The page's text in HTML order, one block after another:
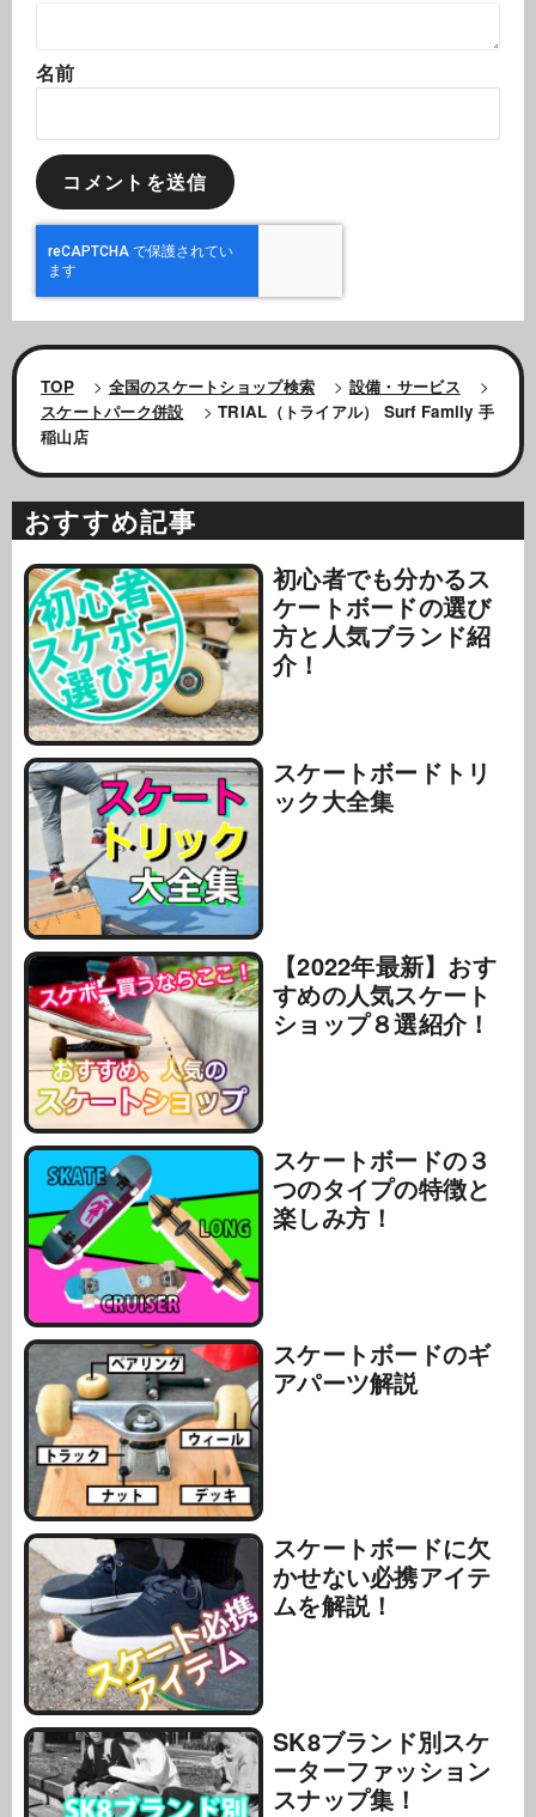
名前
TOP > 全国のスケートショップ検索 > 設備・サービス
>
スケートパーク併設
>TRIAL（トライアル） Surf Family 手
稲山店
おすすめ記事
初心者でも分かるス
ケートボードの選び
方と人気ブランド紹
介！
スケートボードトリ
ック大全集
【2022年最新】おす
すめの人気スケート
ショップ８選紹介！
スケートボードの３
つのタイプの特徴と
楽しみ方！
スケートボードのギ
アパーツ解説
スケートボードに欠
かせない必携アイテ
ムを解説！
SK8ブランド別スケ
ーターファッション
スナップ集！